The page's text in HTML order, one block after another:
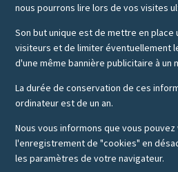
nous pourrons lire lors de vos visites
Son but unique est de mettre en place
visiteurs et de limiter éventuellement
d'une même bannière publicitaire à un
La durée de conservation de ces
ordinateur est de un an.
Nous vous informons que vous
l'enregistrement de "cookies" en
les paramètres de votre navigateur.